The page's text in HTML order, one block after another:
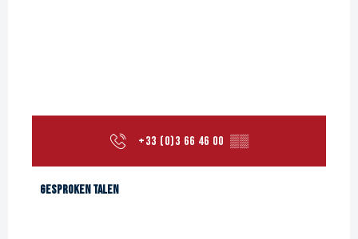
+33 (0)3 66 46 00 ▒▒
Gesproken talen
Gesproken talen